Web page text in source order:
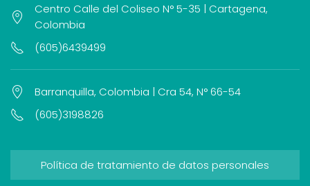
Centro Calle del Coliseo N° 5-35 | Cartagena,
Colombia
(605)6439499
Barranquilla, Colombia | Cra 54, N° 66-54
(605)3198826
Política de tratamiento de datos personales